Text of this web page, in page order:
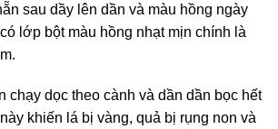
sau dầy lên dần và màu hồng ngày
lớp bột màu hồng nhạt mịn chính là
chạy dọc theo cành và dần dần bọc hết
khiến lá bị vàng, quả bị rụng non và